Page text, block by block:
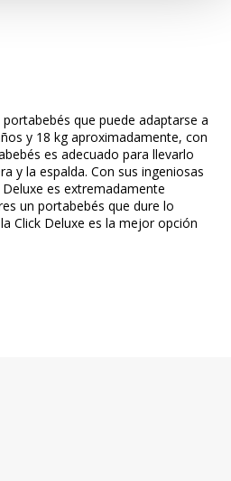
que puede adaptarse a
y 18 kg aproximadamente, con
es adecuado para llevarlo
y la espalda. Con sus ingeniosas
es extremadamente
un portabebés que dure lo
Click Deluxe es la mejor opción